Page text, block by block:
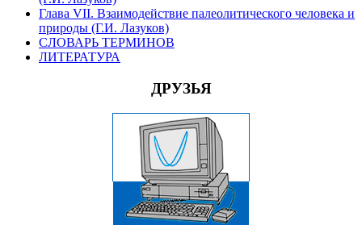
Глава VII. Взаимодействие палеолитического человека и
природы (Г.И. Лазуков)
СЛОВАРЬ ТЕРМИНОВ
ЛИТЕРАТУРА
ДРУЗЬЯ